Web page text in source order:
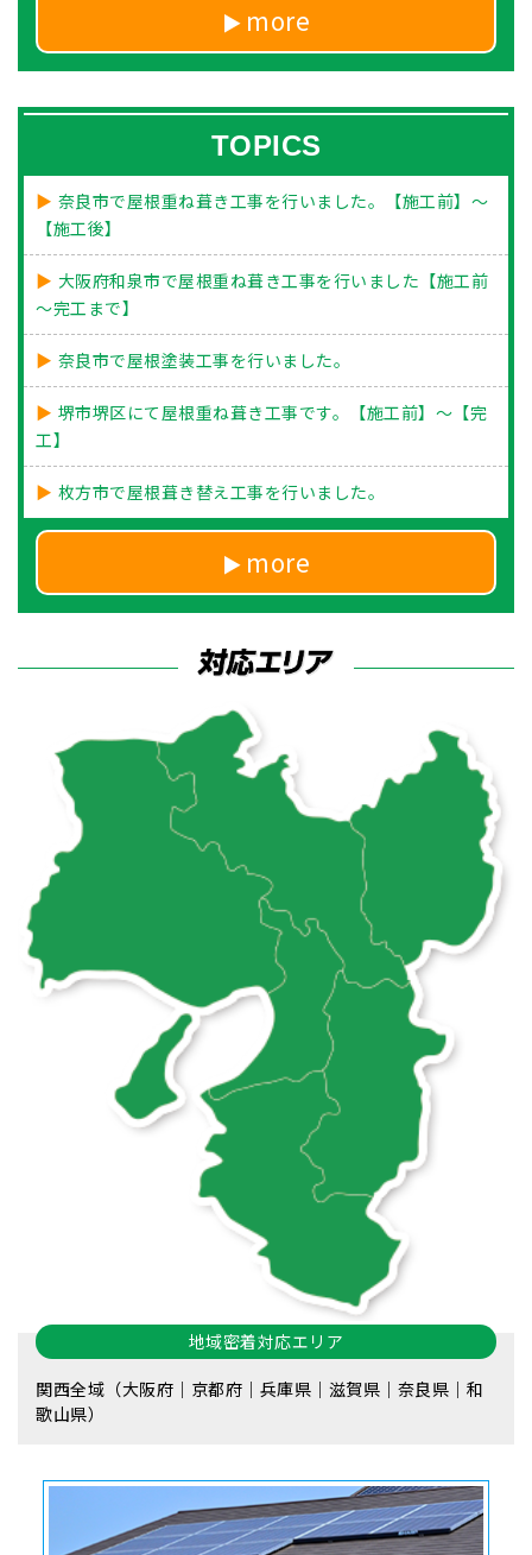
more
TOPICS
奈良市で屋根重ね葺き工事を行いました。【施工前】～
【施工後】
大阪府和泉市で屋根重ね葺き工事を行いました【施工前
～完工まで】
奈良市で屋根塗装工事を行いました。
堺市堺区にて屋根重ね葺き工事です。【施工前】～【完
工】
枚方市で屋根葺き替え工事を行いました。
more
地域密着対応エリア
関西全域（大阪府｜京都府｜兵庫県｜滋賀県｜奈良県｜和
歌山県）